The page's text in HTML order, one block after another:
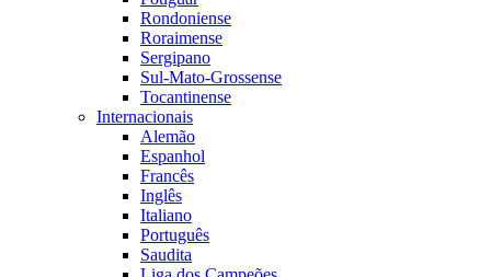
Rondoniense
Roraimense
Sergipano
Sul-Mato-Grossense
Tocantinense
Internacionais
Alemão
Espanhol
Francês
Inglês
Italiano
Português
Saudita